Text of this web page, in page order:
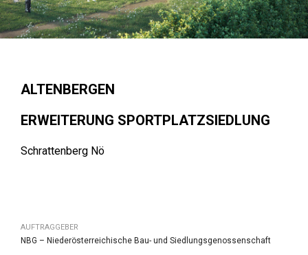
ALTENBERGEN
ERWEITERUNG SPORTPLATZSIEDLUNG
Schrattenberg Nö
AUFTRAGGEBER
NBG – Niederösterreichische Bau- und Siedlungsgenossenschaft